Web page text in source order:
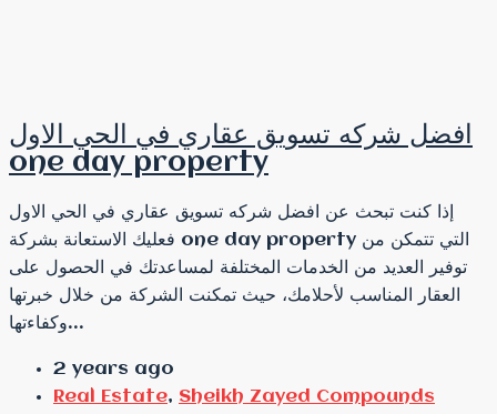
افضل شركه تسويق عقاري في الحي الاول
one day property
إذا كنت تبحث عن افضل شركه تسويق عقاري في الحي الاول
فعليك الاستعانة بشركة one day property التي تتمكن من
توفير العديد من الخدمات المختلفة لمساعدتك في الحصول على
العقار المناسب لأحلامك، حيث تمكنت الشركة من خلال خبرتها
وكفاءتها...
2 years ago
Real Estate, Sheikh Zayed Compounds